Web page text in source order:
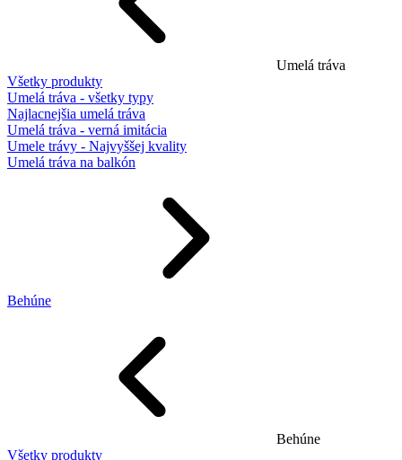
Umelá tráva
Všetky produkty
Umelá tráva - všetky typy
Najlacnejšia umelá tráva
Umelá tráva - verná imitácia
Umele trávy - Najvyššej kvality
Umelá tráva na balkón
Behúne
Behúne
Všetky produkty